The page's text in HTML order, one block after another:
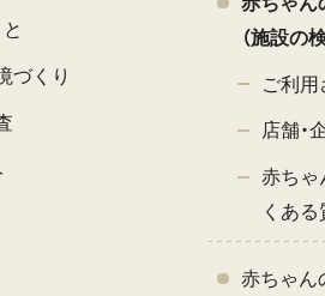
づくり
（施設の
ご利用
店舗・
赤ちゃ
くある
赤ちゃん